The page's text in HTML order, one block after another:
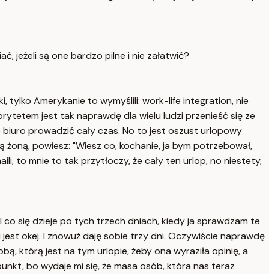
jeżeli są one bardzo pilne i nie załatwić?
tylko Amerykanie to wymyślili: work-life integration, nie
jest tak naprawdę dla wielu ludzi przenieść się ze
biuro prowadzić cały czas. No to jest oszust urlopowy
powiesz: "Wiesz co, kochanie, ja bym potrzebował,
to mnie to tak przytłoczy, że cały ten urlop, no niestety,
co się dzieje po tych trzech dniach, kiedy ja sprawdzam te
jest okej. I znowuż daję sobie trzy dni. Oczywiście naprawdę
którą jest na tym urlopie, żeby ona wyraziła opinię, a
bo wydaje mi się, że masa osób, która nas teraz